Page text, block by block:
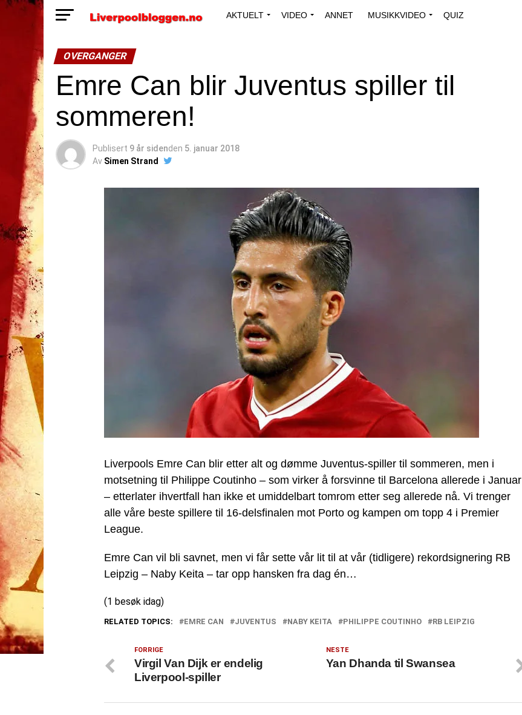
AKTUELT VIDEO ANNET MUSIKKVIDEO QUIZ
OVERGANGER
Emre Can blir Juventus spiller til
sommeren!
Publisert 9 år sidenden 5. januar 2018
Av Simen Strand
Liverpools Emre Can blir etter alt og dømme Juventus-spiller til sommeren, men i
motsetning til Philippe Coutinho – som virker å forsvinne til Barcelona allerede i Januar
– etterlater ihvertfall han ikke et umiddelbart tomrom etter seg allerede nå. Vi trenger
alle våre beste spillere til 16-delsfinalen mot Porto og kampen om topp 4 i Premier
League.
Emre Can vil bli savnet, men vi får sette vår lit til at vår (tidligere) rekordsignering RB
Leipzig – Naby Keita – tar opp hansken fra dag én…
(1 besøk idag)
RELATED TOPICS: EMRE CAN JUVENTUS NABY KEITA PHILIPPE COUTINHO RB LEIPZIG
NESTE
Yan Dhanda til Swansea
FORRIGE
Virgil Van Dijk er endelig
Liverpool-spiller